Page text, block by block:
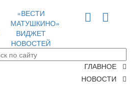
«ВЕСТИ
МАТУШКИНО»
ВИДЖЕТ
НОВОСТЕЙ
ГЛАВНОЕ
НОВОСТИ